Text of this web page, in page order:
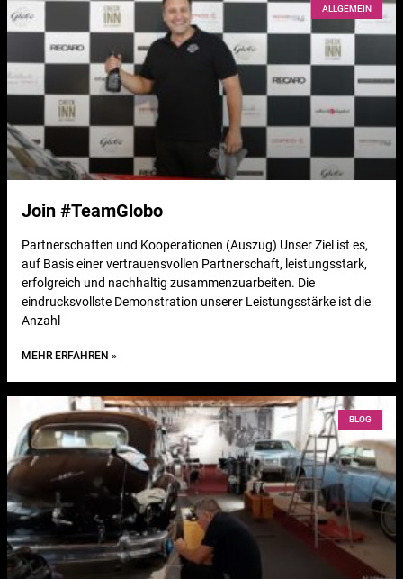
ALLGEMEIN
Join #TeamGlobo
Partnerschaften und Kooperationen (Auszug) Unser Ziel ist es,
auf Basis einer vertrauensvollen Partnerschaft, leistungsstark,
erfolgreich und nachhaltig zusammenzuarbeiten. Die
eindrucksvollste Demonstration unserer Leistungsstärke ist die
Anzahl
MEHR ERFAHREN »
BLOG